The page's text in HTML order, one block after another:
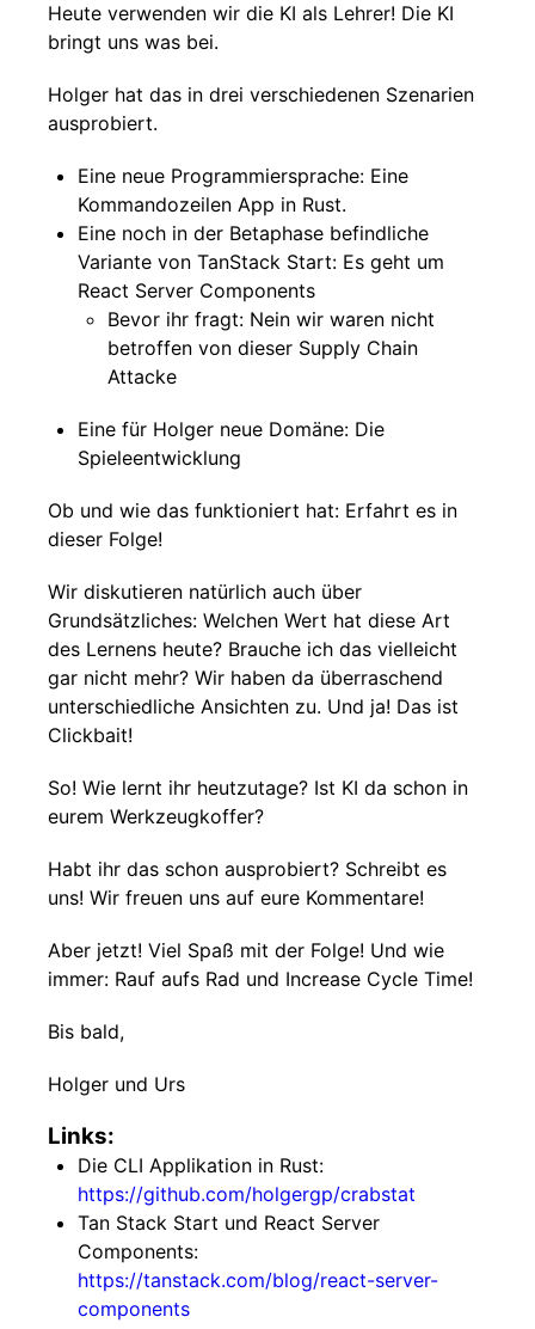
Heute verwenden wir die KI als Lehrer! Die KI
bringt uns was bei.
Holger hat das in drei verschiedenen Szenarien
ausprobiert.
Eine neue Programmiersprache: Eine
Kommandozeilen App in Rust.
Eine noch in der Betaphase befindliche
Variante von TanStack Start: Es geht um
React Server Components
Bevor ihr fragt: Nein wir waren nicht
betroffen von dieser Supply Chain
Attacke
Eine für Holger neue Domäne: Die
Spieleentwicklung
Ob und wie das funktioniert hat: Erfahrt es in
dieser Folge!
Wir diskutieren natürlich auch über
Grundsätzliches: Welchen Wert hat diese Art
des Lernens heute? Brauche ich das vielleicht
gar nicht mehr? Wir haben da überraschend
unterschiedliche Ansichten zu. Und ja! Das ist
Clickbait!
So! Wie lernt ihr heutzutage? Ist KI da schon in
eurem Werkzeugkoffer?
Habt ihr das schon ausprobiert? Schreibt es
uns! Wir freuen uns auf eure Kommentare!
Aber jetzt! Viel Spaß mit der Folge! Und wie
immer: Rauf aufs Rad und Increase Cycle Time!
Bis bald,
Holger und Urs
Links:
Die CLI Applikation in Rust:
https://github.com/holgergp/crabstat
Tan Stack Start und React Server
Components:
https://tanstack.com/blog/react-server-
components